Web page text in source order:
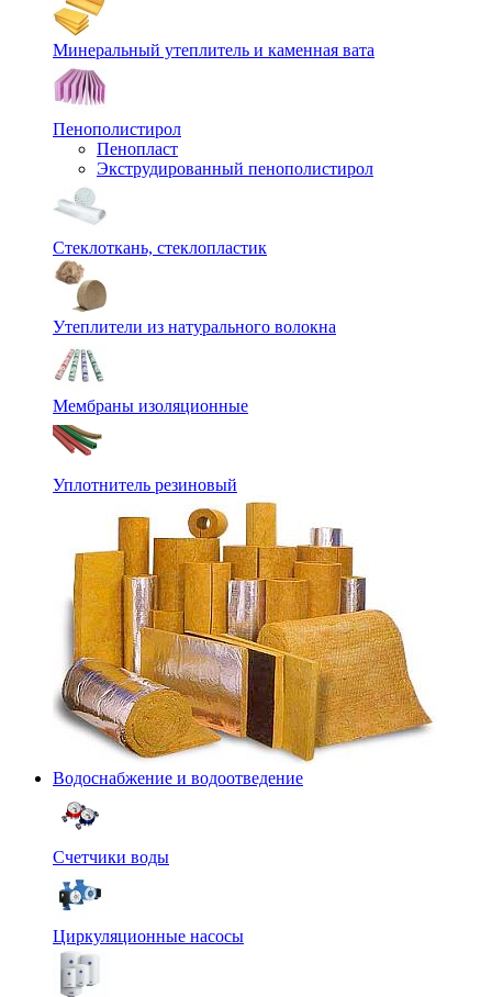
Минеральный утеплитель и каменная вата
Пенополистирол
Пенопласт
Экструдированный пенополистирол
Стеклоткань, стеклопластик
Утеплители из натурального волокна
Мембраны изоляционные
Уплотнитель резиновый
Водоснабжение и водоотведение
Счетчики воды
Циркуляционные насосы